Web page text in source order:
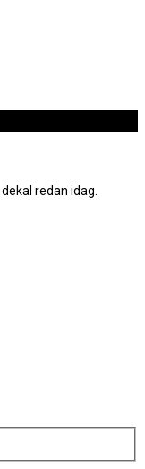
redan idag.